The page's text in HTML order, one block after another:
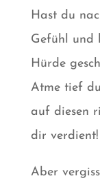
Hast du
Gefühl und
Hürde
Atme tief
auf diesen
dir verdient!
Aber